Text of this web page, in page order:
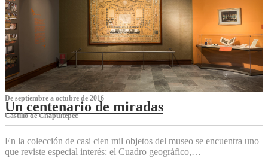
De septiembre a octubre de 2016
Un centenario de miradas
Castillo de Chapultepec
En la colección de casi cien mil objetos del museo se encuentra uno
que reviste especial interés: el Cuadro geográfico,…